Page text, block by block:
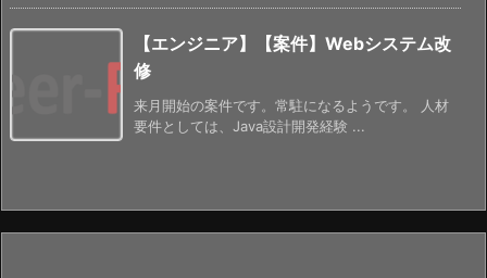
【エンジニア】【案件】Webシステム改
修
来月開始の案件です。常駐になるようです。 人材
要件としては、Java設計開発経験 ...